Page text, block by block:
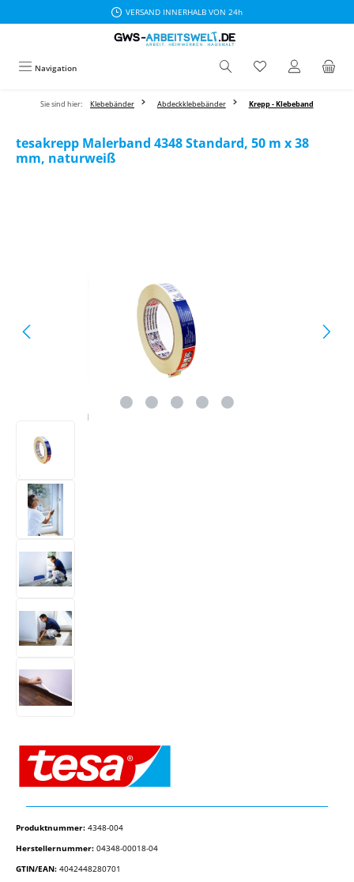
VERSAND INNERHALB VON 24h
Navigation
Sie sind hier: Klebebänder Abdeckklebebänder Krepp - Klebeband
tesakrepp Malerband 4348 Standard, 50 m x 38
mm, naturweiß
Produktnummer: 4348-004
Herstellernummer: 04348-00018-04
GTIN/EAN: 4042448280701